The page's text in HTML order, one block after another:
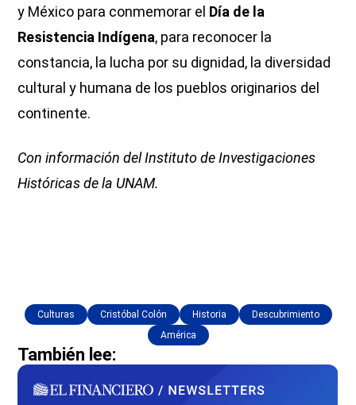
y México para conmemorar el Día de la
Resistencia Indígena, para reconocer la
constancia, la lucha por su dignidad, la diversidad
cultural y humana de los pueblos originarios del
continente.
Con información del Instituto de Investigaciones
Históricas de la UNAM.
Culturas Cristóbal Colón Historia
Descubrimiento
América
También lee: